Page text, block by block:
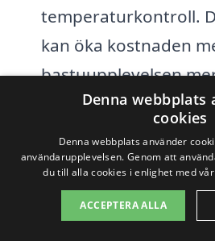
temperaturkontroll.
kan öka kostnaden
bastuupplevelsen
För att få en tydligare
för bastu i Vankiva,
att begära offerter från
Plattformar som bastu-
Denna webbplats
cookies
Denna webbplats använder
användarupplevelsen. Genom att
du till alla cookies i enlighet med
ACCEPTERA ALLA